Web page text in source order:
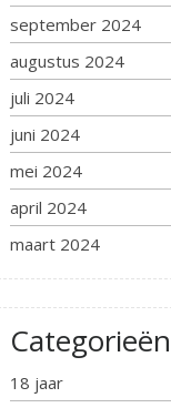
september 2024
augustus 2024
juli 2024
juni 2024
mei 2024
april 2024
maart 2024
Categorieën
18 jaar